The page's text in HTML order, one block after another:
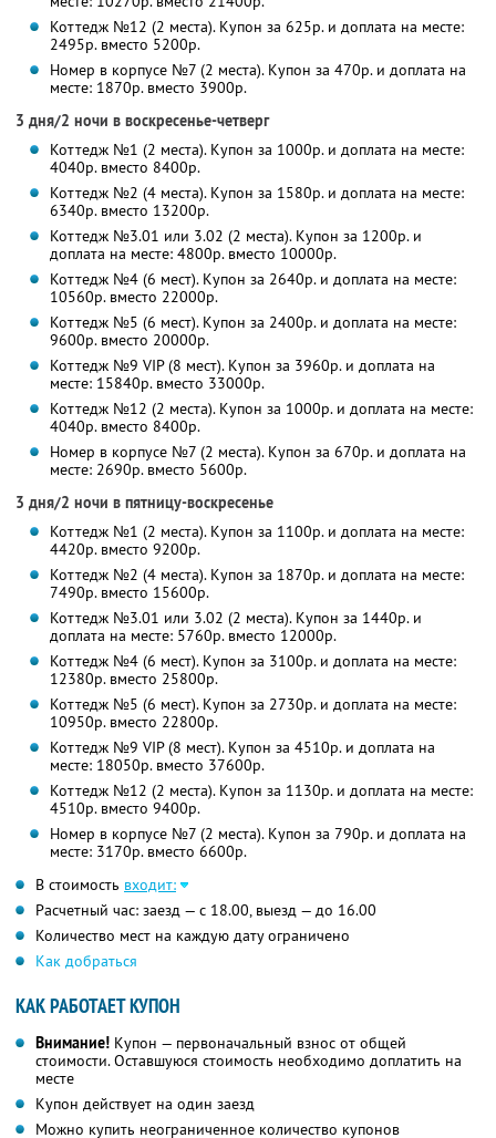
Коттедж №12 (2 места). Купон за 625р. и доплата на месте:
2495р. вместо 5200р.
Номер в корпусе №7 (2 места). Купон за 470р. и доплата на
месте: 1870р. вместо 3900р.
3 дня/2 ночи в воскресенье-четверг
Коттедж №1 (2 места). Купон за 1000р. и доплата на месте:
4040р. вместо 8400р.
Коттедж №2 (4 места). Купон за 1580р. и доплата на месте:
6340р. вместо 13200р.
Коттедж №3.01 или 3.02 (2 места). Купон за 1200р. и
доплата на месте: 4800р. вместо 10000р.
Коттедж №4 (6 мест). Купон за 2640р. и доплата на месте:
10560р. вместо 22000р.
Коттедж №5 (6 мест). Купон за 2400р. и доплата на месте:
9600р. вместо 20000р.
Коттедж №9 VIP (8 мест). Купон за 3960р. и доплата на
месте: 15840р. вместо 33000р.
Коттедж №12 (2 места). Купон за 1000р. и доплата на месте:
4040р. вместо 8400р.
Номер в корпусе №7 (2 места). Купон за 670р. и доплата на
месте: 2690р. вместо 5600р.
3 дня/2 ночи в пятницу-воскресенье
Коттедж №1 (2 места). Купон за 1100р. и доплата на месте:
4420р. вместо 9200р.
Коттедж №2 (4 места). Купон за 1870р. и доплата на месте:
7490р. вместо 15600р.
Коттедж №3.01 или 3.02 (2 места). Купон за 1440р. и
доплата на месте: 5760р. вместо 12000р.
Коттедж №4 (6 мест). Купон за 3100р. и доплата на месте:
12380р. вместо 25800р.
Коттедж №5 (6 мест). Купон за 2730р. и доплата на месте:
10950р. вместо 22800р.
Коттедж №9 VIP (8 мест). Купон за 4510р. и доплата на
месте: 18050р. вместо 37600р.
Коттедж №12 (2 места). Купон за 1130р. и доплата на месте:
4510р. вместо 9400р.
Номер в корпусе №7 (2 места). Купон за 790р. и доплата на
месте: 3170р. вместо 6600р.
В стоимость входит:
Расчетный час: заезд — с 18.00, выезд — до 16.00
Количество мест на каждую дату ограничено
Как добраться
КАК РАБОТАЕТ КУПОН
Внимание! Купон — первоначальный взнос от общей
стоимости. Оставшуюся стоимость необходимо доплатить на
месте
Купон действует на один заезд
Можно купить неограниченное количество купонов